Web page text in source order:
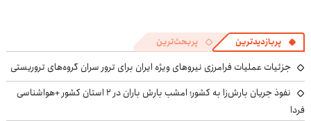
پربازدیدترین پربحث‌ترین
جزئیات عملیات فرامرزی نیروهای ویژه ایران برای ترور سران گروه‌های تروریستی
نفوذ جریان بارش‌زا به کشور؛ امشب بارش باران در ۲ استان کشور +هواشناسی
فردا